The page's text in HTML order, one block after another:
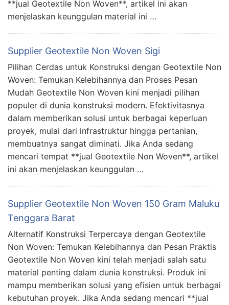
**jual Geotextile Non Woven**, artikel ini akan
menjelaskan keunggulan material ini …
Supplier Geotextile Non Woven Sigi
Pilihan Cerdas untuk Konstruksi dengan Geotextile Non
Woven: Temukan Kelebihannya dan Proses Pesan
Mudah Geotextile Non Woven kini menjadi pilihan
populer di dunia konstruksi modern. Efektivitasnya
dalam memberikan solusi untuk berbagai keperluan
proyek, mulai dari infrastruktur hingga pertanian,
membuatnya sangat diminati. Jika Anda sedang
mencari tempat **jual Geotextile Non Woven**, artikel
ini akan menjelaskan keunggulan …
Supplier Geotextile Non Woven 150 Gram Maluku
Tenggara Barat
Alternatif Konstruksi Terpercaya dengan Geotextile
Non Woven: Temukan Kelebihannya dan Pesan Praktis
Geotextile Non Woven kini telah menjadi salah satu
material penting dalam dunia konstruksi. Produk ini
mampu memberikan solusi yang efisien untuk berbagai
kebutuhan proyek. Jika Anda sedang mencari **jual